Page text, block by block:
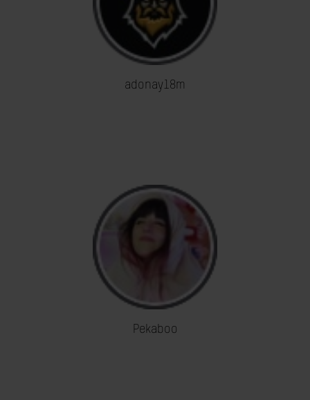
adonay18m
Pekaboo